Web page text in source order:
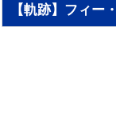
【軌跡】フィ